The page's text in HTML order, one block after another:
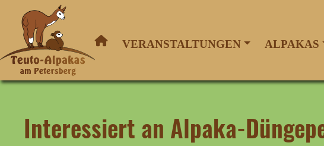
VERANSTALTUNGEN ALPAKAS
Interessiert an Alpaka-